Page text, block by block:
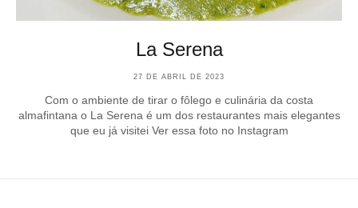
La Serena
27 DE ABRIL DE 2023
Com o ambiente de tirar o fôlego e culinária da costa
almafintana o La Serena é um dos restaurantes mais elegantes
que eu já visitei Ver essa foto no Instagram